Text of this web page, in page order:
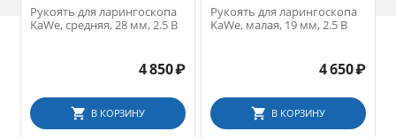
Рукоять для ларингоскопа
KaWe, средняя, 28 мм, 2.5 В
4 850₽
В КОРЗИНУ
Рукоять для ларингоскопа
KaWe, малая, 19 мм, 2.5 В
4 650₽
В КОРЗИНУ